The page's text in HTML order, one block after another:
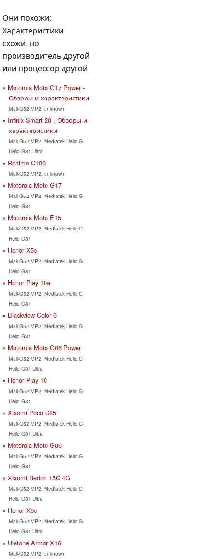
Они похожи:
Характеристики
схожи, но
производитель другой
или процессор другой
Motorola Moto G17 Power -
Обзоры и характеристики
Mali-G52 MP2, unknown
Infinix Smart 20 - Обзоры и
характеристики
Mali-G52 MP2, Mediatek Helio G
Helio G81 Ultra
Realme C100
Mali-G52 MP2, unknown
Motorola Moto G17
Mali-G52 MP2, Mediatek Helio G
Helio G81
Motorola Moto E15
Mali-G52 MP2, Mediatek Helio G
Helio G81
Honor X5c
Mali-G52 MP2, Mediatek Helio G
Helio G81
Honor Play 10a
Mali-G52 MP2, Mediatek Helio G
Helio G81
Blackview Color 6
Mali-G52 MP2, Mediatek Helio G
Helio G81
Motorola Moto G06 Power
Mali-G52 MP2, Mediatek Helio G
Helio G81 Ultra
Honor Play 10
Mali-G52 MP2, Mediatek Helio G
Helio G81
Xiaomi Poco C85
Mali-G52 MP2, Mediatek Helio G
Helio G81 Ultra
Motorola Moto G06
Mali-G52 MP2, Mediatek Helio G
Helio G81
Xiaomi Redmi 15C 4G
Mali-G52 MP2, Mediatek Helio G
Helio G81 Ultra
Honor X6c
Mali-G52 MP2, Mediatek Helio G
Helio G81 Ultra
Ulefone Armor X16
Mali-G52 MP2, unknown